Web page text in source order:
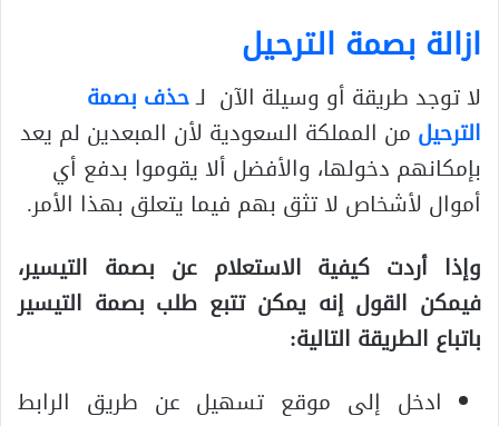
ازالة بصمة الترحيل
لا توجد طريقة أو وسيلة الآن لـحذف بصمة
الترحيل من المملكة السعودية لأن المبعدين لم يعد
بإمكانهم دخولها، والأفضل ألا يقوموا بدفع أي
أموال لأشخاص لا تثق بهم فيما يتعلق بهذا الأمر.
وإذا أردت كيفية الاستعلام عن بصمة التيسير،
فيمكن القول إنه يمكن تتبع طلب بصمة التيسير
باتباع الطريقة التالية:
ادخل إلى موقع تسهيل عن طريق الرابط